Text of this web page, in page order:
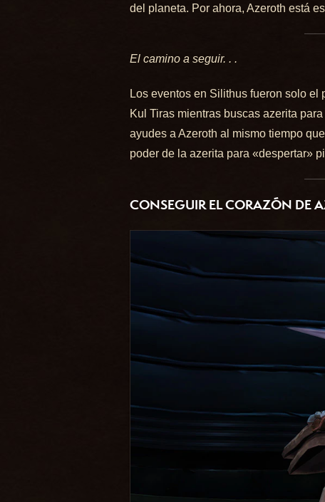
del planeta. Por ahora, Azeroth está
El camino a seguir. . .
Los eventos en Silithus fueron solo
Kul Tiras mientras buscas azerita
ayudes a Azeroth al mismo tiempo
poder de la azerita para «despertar»
CONSEGUIR EL CORAZÓN DE